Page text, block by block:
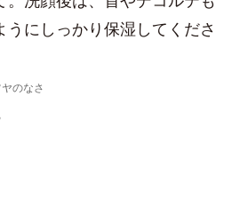
うにしっかり保湿してくださ
のなさ